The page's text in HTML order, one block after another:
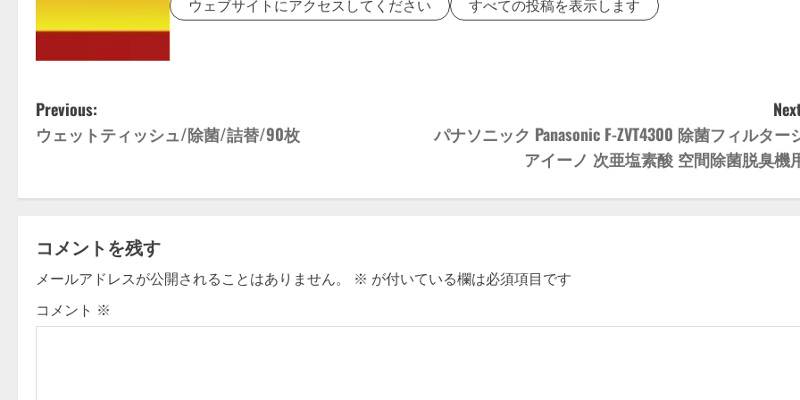
ウェブサイトにアクセスしてください すべての投稿を表示します
P
o
s
n
a
v
Previous:
ウェットティッシュ/除菌/詰替/90枚
パナソニック Panasonic F-ZVT4300 除菌フィルター
アイーノ 次亜塩素酸 空間除菌脱臭機
コメントを残す
メールアドレスが公開されることはありません。 ※ が付いている欄は必須項目です
コメント ※